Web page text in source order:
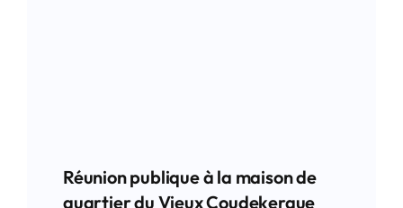
Réunion publique à la maison de
quartier du Vieux Coudekerque